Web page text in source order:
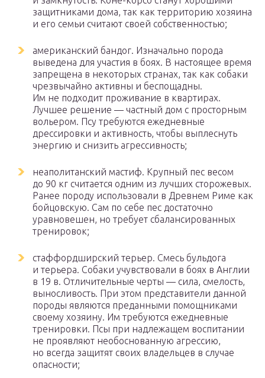
защитниками дома, так как территорию хозяина
и его семьи считают своей собственностью;
американский бандог. Изначально порода
выведена для участия в боях. В настоящее время
запрещена в некоторых странах, так как собаки
чрезвычайно активны и беспощадны.
Им не подходит проживание в квартирах.
Лучшее решение — частный дом с просторным
вольером. Псу требуются ежедневные
дрессировки и активность, чтобы выплеснуть
энергию и снизить агрессивность;
неаполитанский мастиф. Крупный пес весом
до 90 кг считается одним из лучших сторожевых.
Ранее породу использовали в Древнем Риме как
бойцовскую. Сам по себе пес достаточно
уравновешен, но требует сбалансированных
тренировок;
стаффордширский терьер. Смесь бульдога
и терьера. Собаки учувствовали в боях в Англии
в 19 в. Отличительные черты — сила, смелость,
выносливость. При этом представители данной
породы являются преданными помощниками
своему хозяину. Им требуются ежедневные
тренировки. Псы при надлежащем воспитании
не проявляют необоснованную агрессию,
но всегда защитят своих владельцев в случае
опасности;